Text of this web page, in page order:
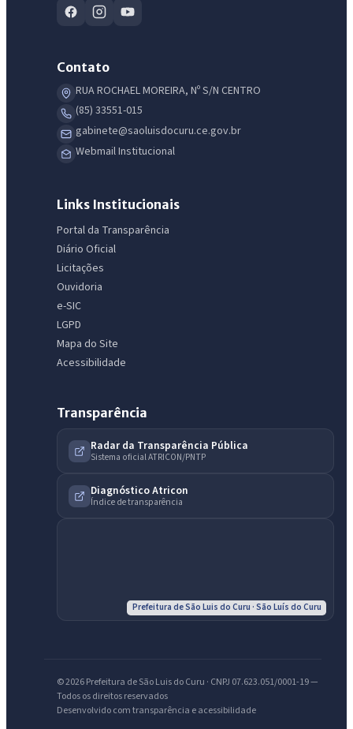
Contato
RUA ROCHAEL MOREIRA, Nº S/N CENTRO
(85) 33551-015
gabinete@saoluisdocuru.ce.gov.br
Webmail Institucional
Links Institucionais
Portal da Transparência
Diário Oficial
Licitações
Ouvidoria
e-SIC
LGPD
Mapa do Site
Acessibilidade
Transparência
Radar da Transparência Pública
Sistema oficial ATRICON/PNTP
Diagnóstico Atricon
Índice de transparência
Prefeitura de São Luis do Curu · São Luís do Curu
© 2026 Prefeitura de São Luis do Curu · CNPJ 07.623.051/0001-19 —
Todos os direitos reservados
Desenvolvido com transparência e acessibilidade
IntGest AI
Assistente do Portal